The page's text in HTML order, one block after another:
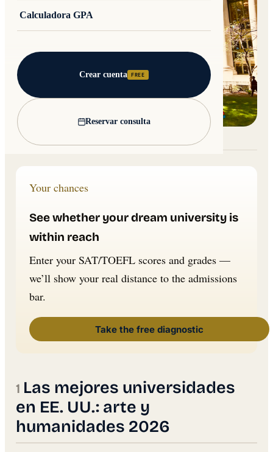
Calculadora GPA
Crear cuenta FREE
Reservar consulta
Lead image: Wikimedia Commons
Your chances
See whether your dream university is
within reach
Enter your SAT/TOEFL scores and grades —
we’ll show your real distance to the admissions
bar.
Take the free diagnostic
Las mejores universidades
en EE. UU.: arte y
humanidades 2026